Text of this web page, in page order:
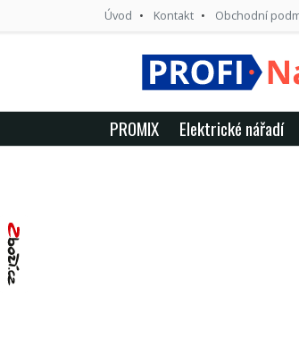
Úvod Kontakt Obchodní
PROMIX Elektrické nářadí